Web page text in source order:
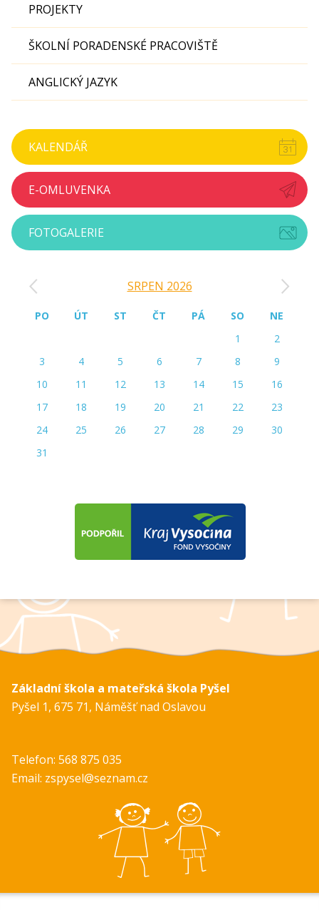
PROJEKTY
ŠKOLNÍ PORADENSKÉ PRACOVIŠTĚ
ANGLICKÝ JAZYK
KALENDÁŘ
E-OMLUVENKA
FOTOGALERIE
SRPEN 2026
PO ÚT ST ČT PÁ SO
NE
1
2
3
4 5 6 7 8
9
10
11 12 13 14 15
16
17
18 19 20 21 22
23
24
25 26 27 28 29
30
31
Základní škola a mateřská škola Pyšel
Pyšel 1, 675 71, Náměšť nad Oslavou
Telefon: 568 875 035
Email: zspysel@seznam.cz